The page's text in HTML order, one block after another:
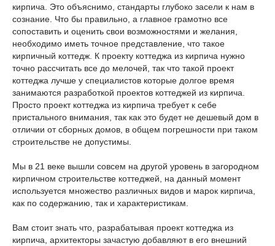
кирпича. Это объяснимо, стандарты глубоко засели к нам в
сознание. Что бы правильно, а главное грамотно все
сопоставить и оценить свои возможностями и желания,
необходимо иметь точное представление, что такое
кирпичный коттедж. К проекту коттеджа из кирпича нужно
точно рассчитать все до мелочей, так что такой проект
коттеджа лучше у специалистов которые долгое время
занимаются разработкой проектов коттеджей из кирпича.
Просто проект коттеджа из кирпича требует к себе
пристального внимания, так как это будет не дешевый дом в
отличии от сборных домов, в общем погрешности при таком
строительстве не допустимы.
Мы в 21 веке вышли совсем на другой уровень в загородном
кирпичном строительстве коттеджей, на данный момент
используется множество различных видов и марок кирпича,
как по содержанию, так и характеристикам.
Вам стоит знать что, разрабатывая проект коттеджа из
кирпича, архитекторы зачастую добавляют в его внешний